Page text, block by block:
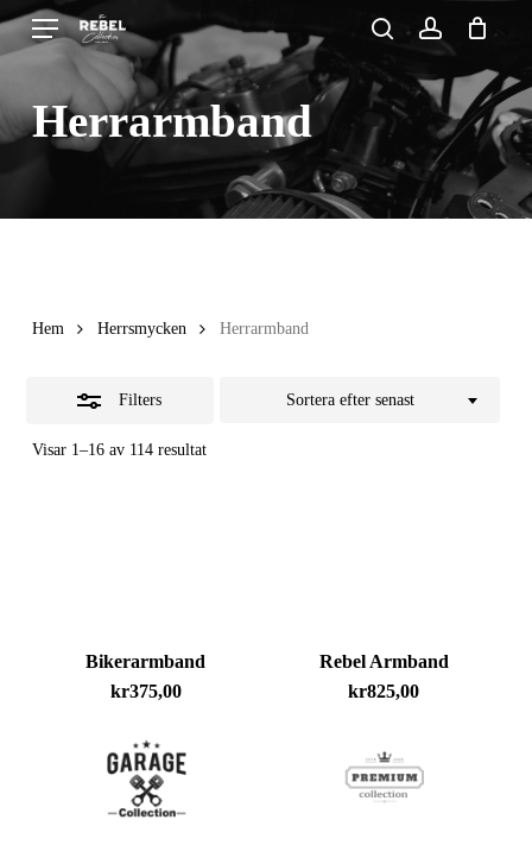
Skip
to
content
Menu
searchaccount
Cart
Close
Cart
Herrarmband
Hem Herrsmycken Herrarmband
Filters
Visar 1–16 av 114 resultatSortera
Sortera efter senast
Close
Filters
Bikerarmband
kr375,00
Rebel Armband
kr825,00